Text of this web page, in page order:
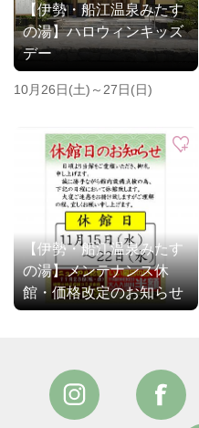
【伊勢・船江温泉みたす
の湯】ハロウィンキッズ
デー
10月26日(土)～27日(日)
【伊勢・船江温泉みたす
の湯】メンテナンス休
館・価格改定のお知らせ